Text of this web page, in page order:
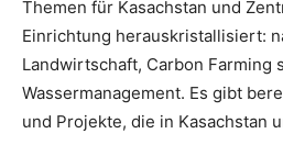
Themen für Kasachstan und
Einrichtung herauskristallisiert:
Landwirtschaft, Carbon Farming
Wassermanagement. Es gibt
und Projekte, die in Kasachstan